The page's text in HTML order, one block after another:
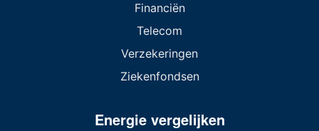
Financiën
Telecom
Verzekeringen
Ziekenfondsen
Energie vergelijken